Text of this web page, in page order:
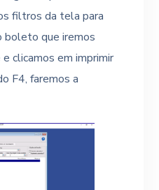
filtros da tela para
boleto que iremos
clicamos em imprimir
F4, faremos a